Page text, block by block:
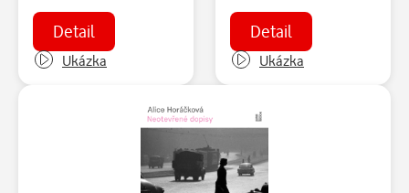
Detail
Ukázka
Detail
Ukázka